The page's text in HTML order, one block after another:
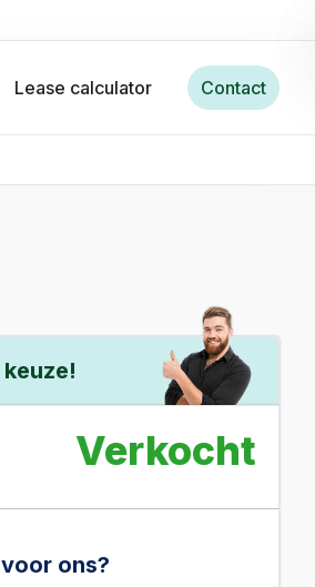
Lease calculator Contact
Verkocht
ons?